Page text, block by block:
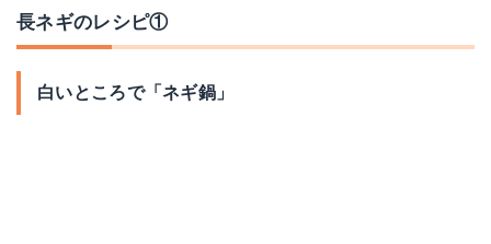
長ネギのレシピ①
白いところで「ネギ鍋」